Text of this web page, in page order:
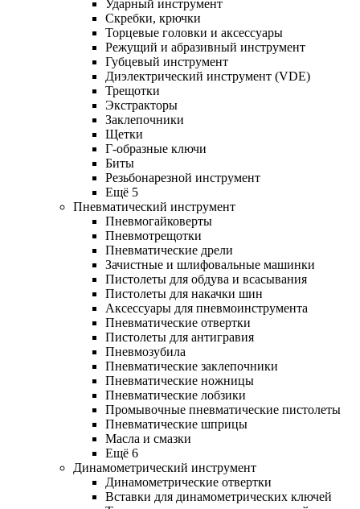
Ударный инструмент
Скребки, крючки
Торцевые головки и аксессуары
Режущий и абразивный инструмент
Губцевый инструмент
Диэлектрический инструмент (VDE)
Трещотки
Экстракторы
Заклепочники
Щетки
Г-образные ключи
Биты
Резьбонарезной инструмент
Ещё 5
Пневматический инструмент
Пневмогайковерты
Пневмотрещотки
Пневматические дрели
Зачистные и шлифовальные машинки
Пистолеты для обдува и всасывания
Пистолеты для накачки шин
Аксессуары для пневмоинструмента
Пневматические отвертки
Пистолеты для антигравия
Пневмозубила
Пневматические заклепочники
Пневматические ножницы
Пневматические лобзики
Промывочные пневматические пистолеты
Пневматические шприцы
Масла и смазки
Ещё 6
Динамометрический инструмент
Динамометрические отвертки
Вставки для динамометрических ключей